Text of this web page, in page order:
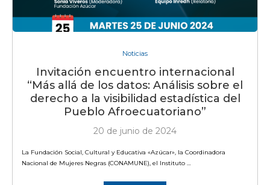
Noticias
Invitación encuentro internacional
“Más allá de los datos: Análisis sobre el
derecho a la visibilidad estadística del
Pueblo Afroecuatoriano”
20 de junio de 2024
La Fundación Social, Cultural y Educativa «Azúcar», la Coordinadora
Nacional de Mujeres Negras (CONAMUNE), el Instituto …